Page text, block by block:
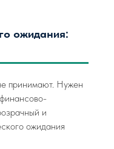
ожидания:
принимают. Нужен
и
ожидания